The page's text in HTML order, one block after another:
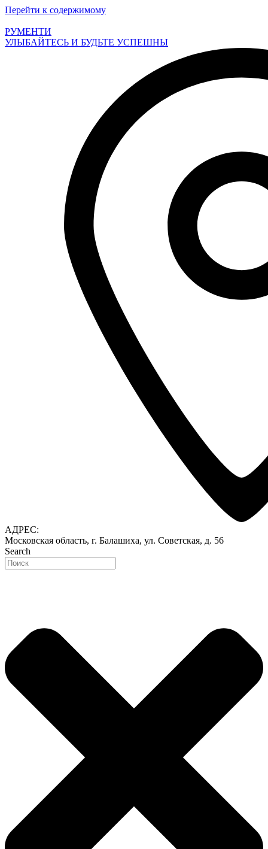
Перейти к содержимому
РУМЕНТИ
УЛЫБАЙТЕСЬ И БУДЬТЕ УСПЕШНЫ
АДРЕС:
Московская область, г. Балашиха, ул. Советская, д. 56
Search